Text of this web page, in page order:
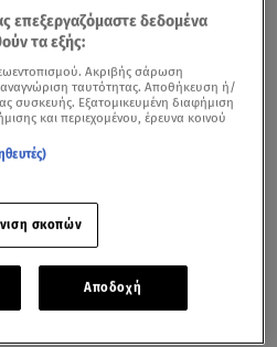
επεξεργαζόμαστε δεδομένα
τα εξής:
Ακριβής σάρωση
αναγνώριση ταυτότητας. Αποθήκευση ή/
συσκευής. Εξατομικευμένη διαφήμιση
και περιεχομένου, έρευνα κοινού
σκοπών
Αποδοχή